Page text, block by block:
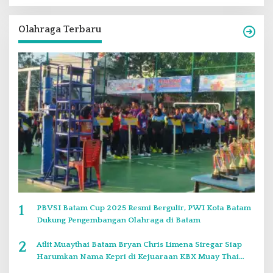
Olahraga Terbaru
1
PBVSI Batam Cup 2025 Resmi Bergulir, PWI Kota Batam
Dukung Pengembangan Olahraga di Batam
2
Atlit Muaythai Batam Bryan Chris Limena Siregar Siap
Harumkan Nama Kepri di Kejuaraan KBX Muay Thai